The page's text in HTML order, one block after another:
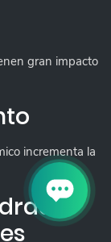
gran impacto
incrementa la